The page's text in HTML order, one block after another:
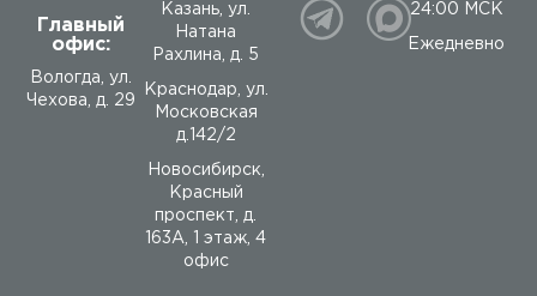
Главный
офис:
Вологда
ул.
Чехова, д. 29
Казань, ул.
Натана
Рахлина, д. 5
Краснодар, ул.
Московская
д.142/2
Новосибирск,
Красный
проспект, д.
163А, 1 этаж, 4
офис
24:00 МСК
Ежедневно